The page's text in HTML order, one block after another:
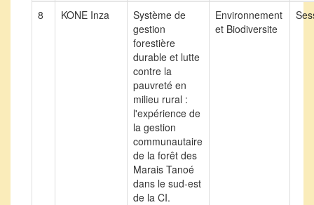
8 KONE Inza
Système de
gestion
forestière
durable et lutte
contre la
pauvreté en
milieu rural :
l'expérience de
la gestion
communautaire
de la forêt des
Marais Tanoé
dans le sud-est
de la CI.
Environnement
et Biodiversite